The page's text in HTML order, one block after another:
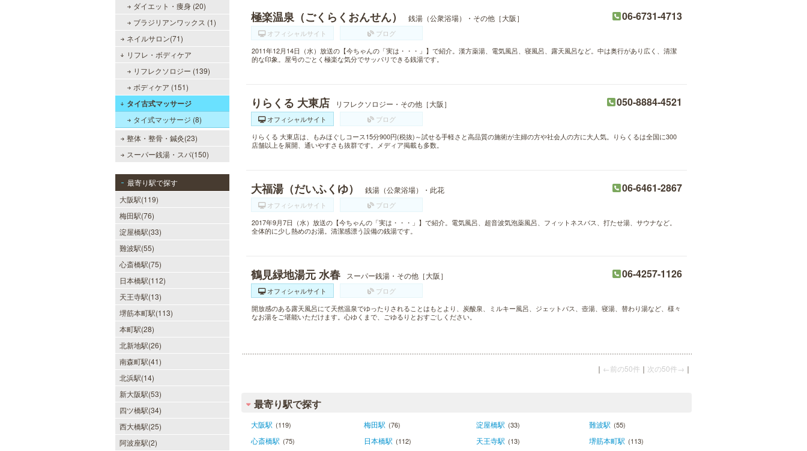
ダイエット・痩身 (20)
ブラジリアンワックス (1)
ネイルサロン(71)
リフレ・ボディケア
リフレクソロジー (139)
ボディケア (151)
タイ古式マッサージ
タイ式マッサージ (8)
整体・整骨・鍼灸(23)
スーパー銭湯・スパ(150)
最寄り駅で探す
大阪駅(119)
梅田駅(76)
淀屋橋駅(33)
難波駅(55)
心斎橋駅(75)
日本橋駅(112)
天王寺駅(13)
堺筋本町駅(113)
本町駅(28)
北新地駅(26)
南森町駅(41)
北浜駅(14)
新大阪駅(53)
四ツ橋駅(34)
西大橋駅(25)
阿波座駅(2)
極楽温泉（ごくらくおんせん） 銭湯（公衆浴場）・その他［大阪］ 06-6731-4713
オフィシャルサイト
ブログ
2011年12月14日（水）放送の【今ちゃんの「実は・・・」】で紹介。漢方薬湯、電気風呂、寝風呂、露天風呂など。中は奥行があり広く、清潔
的な印象。屋号のごとく極楽な気分でサッパリできる銭湯です。
りらくる 大東店 リフレクソロジー・その他［大阪］ 050-8884-4521
オフィシャルサイト
ブログ
りらくる 大東店は、もみほぐしコース15分900円(税抜)～試せる手軽さと高品質の施術が主婦の方や社会人の方に大人気。りらくるは全国に300
店舗以上を展開、通いやすさも抜群です。メディア掲載も多数。
大福湯（だいふくゆ） 銭湯（公衆浴場）・此花 06-6461-2867
オフィシャルサイト
ブログ
2017年9月7日（水）放送の【今ちゃんの「実は・・・」】で紹介。電気風呂、超音波気泡薬風呂、フィットネスバス、打たせ湯、サウナなど。
全体的に少し熱めのお湯。清潔感漂う設備の銭湯です。
鶴見緑地湯元 水春 スーパー銭湯・その他［大阪］ 06-4257-1126
オフィシャルサイト
ブログ
開放感のある露天風呂にて天然温泉でゆったりされることはもとより、炭酸泉、ミルキー風呂、ジェットバス、壺湯、寝湯、替わり湯など、様々
なお湯をご堪能いただけます。心ゆくまで、ごゆるりとおすごしください。
｜ ←前の50件 ｜ 次の50件→ ｜
最寄り駅で探す
大阪駅 (119) 梅田駅 (76) 淀屋橋駅 (33) 難波駅 (55)
心斎橋駅 (75) 日本橋駅 (112) 天王寺駅 (13) 堺筋本町駅 (113)